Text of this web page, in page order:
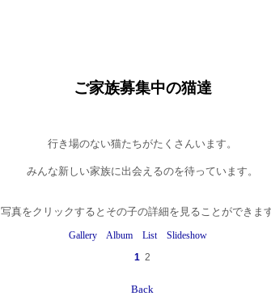
ご家族募集中の猫達
行き場のない猫たちがたくさんいます。
みんな新しい家族に出会えるのを待っています。
写真をクリックするとその子の詳細を見ることができま
Gallery Album List
Slideshow
1 2
Back